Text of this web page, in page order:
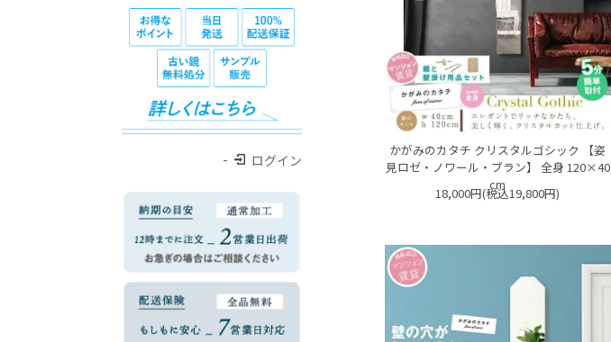
かがみのカタチ クリスタルゴシック 【姿
見ロゼ・ノワール・ブラン】 全身 120×40
cm
18,000円(税込19,800円)
ログイン